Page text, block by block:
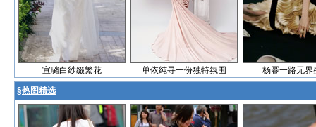
宣璐白纱缀繁花 单依纯寻一份独特氛围 杨幂一路无界
§热图精选